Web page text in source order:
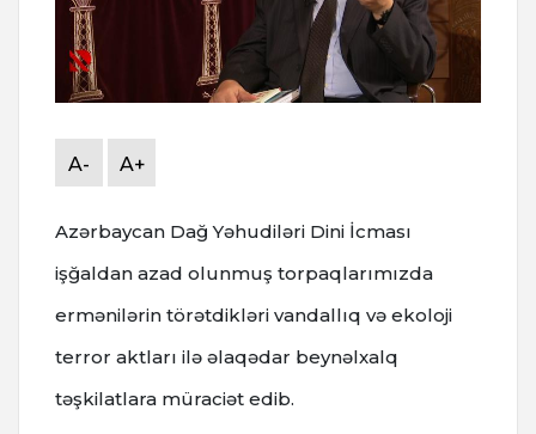
A- A+
Azərbaycan Dağ Yəhudiləri Dini İcması
işğaldan azad olunmuş torpaqlarımızda
ermənilərin törətdikləri vandallıq və ekoloji
terror aktları ilə əlaqədar beynəlxalq
təşkilatlara müraciət edib.